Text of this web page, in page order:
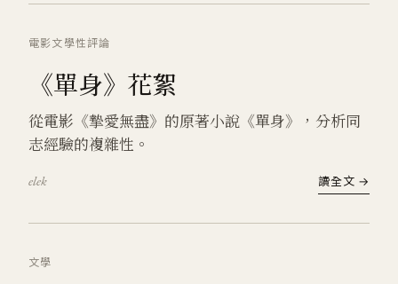
電影文學性評論
《單身》花絮
從電影《摯愛無盡》的原著小說《單身》，分析同
志經驗的複雜性。
elek 讀全文 →
文學